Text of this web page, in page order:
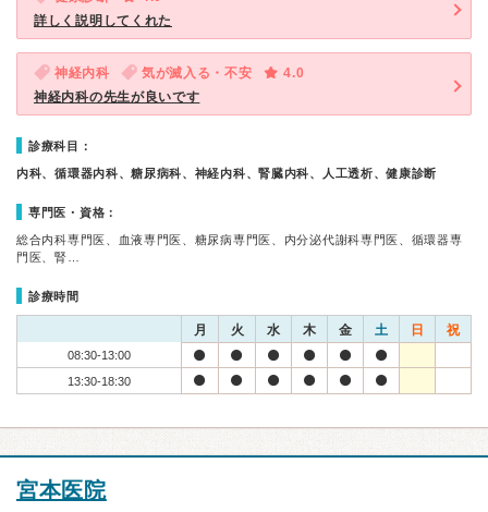
詳しく説明してくれた
神経内科 気が滅入る・不安
4.0
神経内科の先生が良いです
診療科目：
内科、循環器内科、糖尿病科、神経内科、腎臓内科、人工透析、健康診断
専門医・資格：
総合内科専門医、血液専門医、糖尿病専門医、内分泌代謝科専門医、循環器専
門医、腎…
診療時間
月 火 水 木 金 土 日 祝
08:30-13:00
13:30-18:30
宮本医院